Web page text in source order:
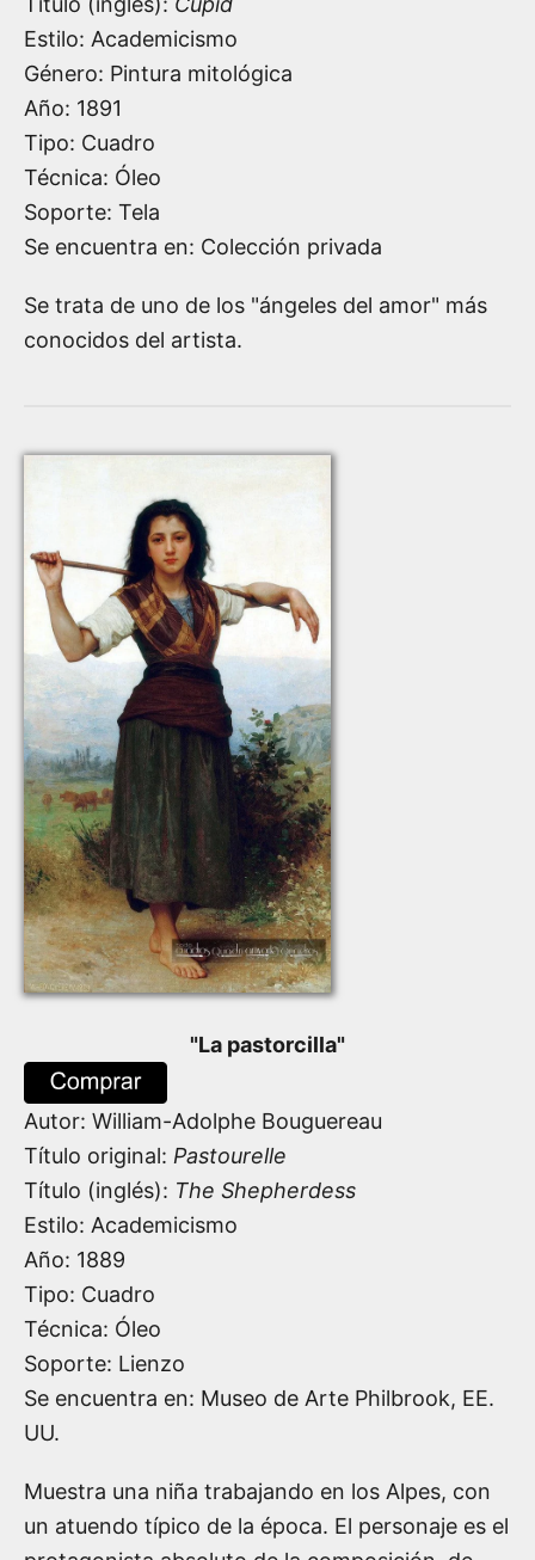
Estilo: Academicismo
Género: Pintura mitológica
Año: 1891
Tipo: Cuadro
Técnica: Óleo
Soporte: Tela
Se encuentra en: Colección privada
Se trata de uno de los "ángeles del amor" más
conocidos del artista.
"La pastorcilla"
Autor: William-Adolphe Bouguereau
Título original: Pastourelle
Título (inglés): The Shepherdess
Estilo: Academicismo
Año: 1889
Tipo: Cuadro
Técnica: Óleo
Soporte: Lienzo
Se encuentra en: Museo de Arte Philbrook, EE.
UU.
Muestra una niña trabajando en los Alpes, con
un atuendo típico de la época. El personaje es el